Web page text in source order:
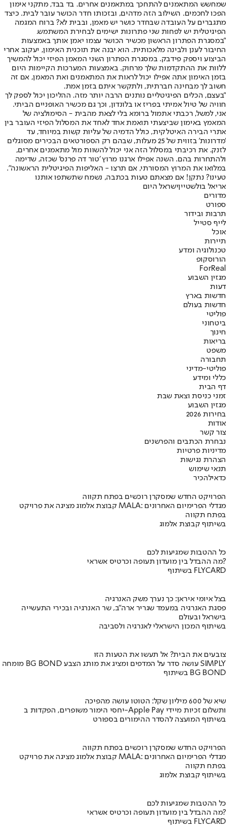
שמחשש המתאמנים להתחכך במתאמנים אחרים. בד בבד, מתקני אימון
הפכו לחכמים. השילוב הזה מדהים, ובזכותו חדר הכושר עובר לבית. כיצד
מתגברים על העובדה שבחדר כושר יש מאמן, ובבית לא? ברוח המגמה
הפיגיטלית יש לפחות שני פתרונות ישימים לבחירת המשתמש.
"במסגרת הפתרון הראשון מכשיר הכושר עצמו יאמן אותך באמצעות
החיבור לענן ולבינה מלאכותית. הוא יבנה את תוכנית האימון, יעקוב אחרי
הביצוע ויספק פידבק. במסגרת הפתרון השני המאמן הפיזי יכול להמשיך
ללוות את ההתקדמות שלך מרחוק. באמצעות המערכות הקיימות היום
בזמן האימון אתה אפילו יכול לראות את המתאמנים ואת המאמן, אם זה
חשוב לך מבחינה חברתית, ולתקשר איתם בזמן אמת.
"בעצם, הכלים הפיגיטליים נותנים הרבה יותר מזה. ההליכון יכול לספק לך
חוויה של טיול אמיתי בפריז או בלונדון, וכך גם מכשיר האופניים הביתי.
אני, למשל, רכבתי אתמול ברומא בלי לצאת מהבית - הסימולציה של
המאמץ באימון שביצעתי תואמת אחד לאחד את המסלול הפיזי העובר בין
אתרי הבירה האיטלקית, כולל הדמיה של עליות קשות במיוחד, עד
'מדרונות' בזווית של 25 מעלות, שבהם רק הספורטאים הבכירים מסוגלים
לזנק. את רכיבתי במסלול הזה אני יכול להשוות מול מתאמנים אחרים,
ולהתחרות בהם. השנה אפילו ארגנו מרוץ 'טור דה פרנס' שכזה, שדימה
במלואו את המרוץ המסורתי, אם תרצו - האליפות הפיגיטלית הראשונה".
טעינו? נתקן! אם מצאתם טעות בכתבה, נשמח שתשתפו אותנו
אריאל בולשטייןישראל היום
מדורים
ספורט
תרבות ובידור
לייף סטייל
אוכל
תיירות
טכנולוגיה ומדע
הורוסקופ
ForReal
מגזין השבוע
דעות
חדשות בארץ
חדשות בעולם
פוליטי
ביטחוני
חינוך
בריאות
משפט
תחבורה
פוליטי-מדיני
כללי ומידע
דף הבית
זמני כניסת וצאת שבת
מגזין השבוע
בחירות 2026
אודות
צור קשר
נבחרת הכתבים והפרשנים
מדיניות פרטיות
הצהרת נגישות
תנאי שימוש
כדאילהכיר
הפרויקט החדש שמסקרן רוכשים בפתח תקווה
קבוצת אלמוג מציגה את פרויקט MALA: מגדלי הפרימיום האחרונים
בפתח תקווה
בשיתוף קבוצת אלמוג
כל ההטבות שמגיעות לכם
מה ההבדל בין מועדון תעופה וכרטיס אשראי?
בשיתוף FLYCARD
בצל איומי איראן: כך נערך משק האנרגיה
פסגת האנרגיה במעמד שגריר ארה"ב, שר האנרגיה ובכירי התעשייה
בישראל ובעולם
בשיתוף המכון הישראלי לאנרגיה ולסביבה
צובעים את הבית? אל תעשו את הטעות הזו
מומחה BG BOND עושה סדר על המדפים ומציג את מותג הצבע SIMPLY
בשיתוף BG BOND
שיא של 600 מיליון שקל: הטוטו עושה מהפיכה
יחסי הימור משופרים, הפקדות ב-Apple Pay ותשלום זכיות מיידי
בשיתוף המועצה להסדר ההימורים בספורט
הפרויקט החדש שמסקרן רוכשים בפתח תקווה
קבוצת אלמוג מציגה את פרויקט MALA: מגדלי הפרימיום האחרונים
בפתח תקווה
בשיתוף קבוצת אלמוג
כל ההטבות שמגיעות לכם
מה ההבדל בין מועדון תעופה וכרטיס אשראי?
בשיתוף FLYCARD